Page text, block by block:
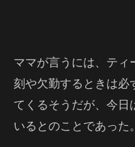
ママが言うには、ティ
刻や欠勤するときは必
てくるそうだが、今日
いるとのことであった。